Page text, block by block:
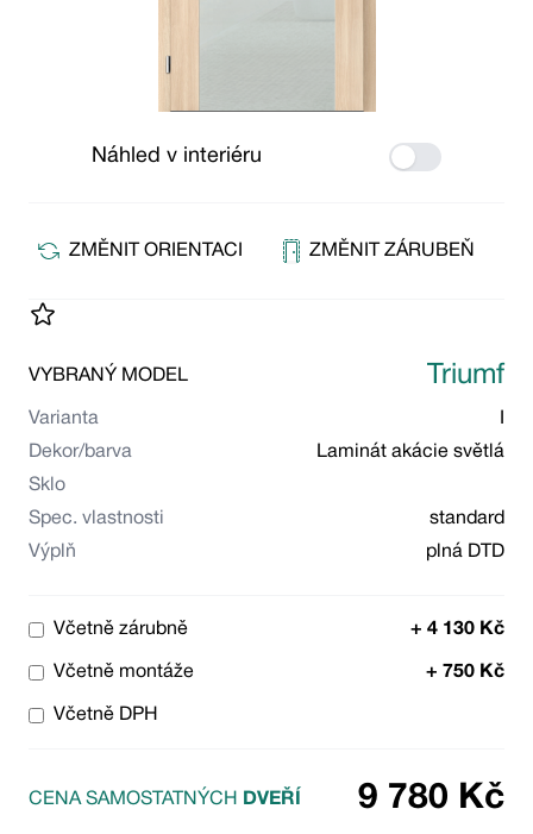
Náhled v interiéru Use setting
ZMĚNIT ORIENTACI ZMĚNIT ZÁRUBEŇ
VYBRANÝ MODEL Triumf
Varianta
Dekor/barva
Laminát akácie světlá
Sklo
Spec. vlastnosti
standard
Výplň
plná DTD
Včetně zárubně + 4 130 Kč
Včetně montáže + 750 Kč
Včetně DPH
CENA SAMOSTATNÝCH DVEŘÍ 9 780 Kč